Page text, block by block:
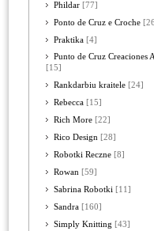
Phildar [77]
Ponto de Cruz e Croche
Praktika [4]
Punto de Cruz Creaciones
[15]
Rankdarbiu kraitele [24]
Rebecca [15]
Rich More [22]
Rico Design [28]
Robotki Reczne [8]
Rowan [59]
Sabrina Robotki [11]
Sandra [160]
Simply Knitting [43]